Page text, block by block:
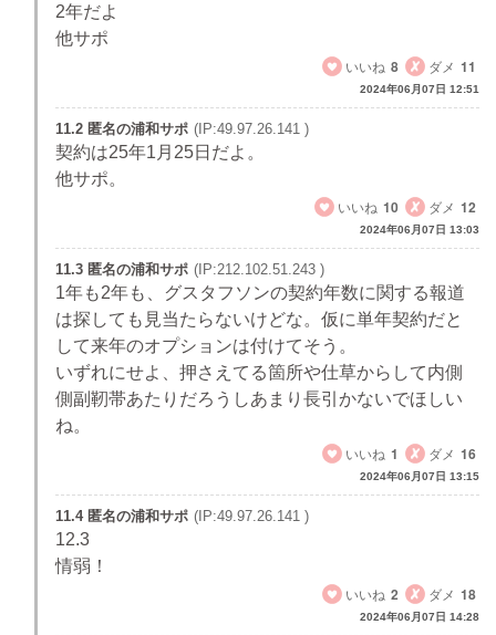
2年だよ
他サポ
いいね 8 ダメ 11
2024年06月07日 12:51
11.2 匿名の浦和サポ (IP:49.97.26.141 )
契約は25年1月25日だよ。
他サポ。
いいね 10 ダメ 12
2024年06月07日 13:03
11.3 匿名の浦和サポ (IP:212.102.51.243 )
1年も2年も、グスタフソンの契約年数に関する報道
は探しても見当たらないけどな。仮に単年契約だと
して来年のオプションは付けてそう。
いずれにせよ、押さえてる箇所や仕草からして内側
側副靭帯あたりだろうしあまり長引かないでほしい
ね。
いいね 1 ダメ 16
2024年06月07日 13:15
11.4 匿名の浦和サポ (IP:49.97.26.141 )
12.3
情弱！
いいね 2 ダメ 18
2024年06月07日 14:28